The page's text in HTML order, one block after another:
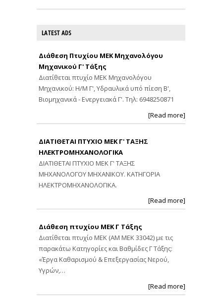
LATEST ADS
Διάθεση Πτυχίου ΜΕΚ Μηχανολόγου
Μηχανικού Γ' Τάξης
Διατίθεται πτυχίο ΜΕΚ Μηχανολόγου
Μηχανικού: Η/Μ Γ', Υδραυλικά υπό πίεση Β',
Βιομηχανικά - Ενεργειακά Γ'. Τηλ: 6948250871
[Read more]
ΔΙΑΤΙΘΕΤΑΙ ΠΤΥΧΙΟ ΜΕΚ Γ' ΤΑΞΗΣ
ΗΛΕΚΤΡΟΜΗΧΑΝΟΛΟΓΙΚΑ
ΔΙΑΤΙΘΕΤΑΙ ΠΤΥΧΙΟ ΜΕΚ Γ' ΤΑΞΗΣ
ΜΗΧΑΝΟΛΟΓΟΥ ΜΗΧΑΝΙΚΟΥ. ΚΑΤΗΓΟΡΙΑ
ΗΛΕΚΤΡΟΜΗΧΑΝΟΛΟΓΙΚΑ.
[Read more]
Διάθεση πτυχίου ΜΕΚ Γ Τάξης
Διατίθεται πτυχίο ΜΕΚ (ΑΜ ΜΕΚ 33042) με τις
παρακάτω Κατηγορίες και Βαθμίδες Γ Τάξης:
«Έργα Καθαρισμού & Επεξεργασίας Νερού,
Υγρών,…
[Read more]